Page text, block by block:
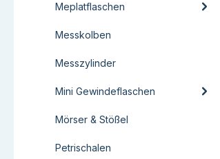
Meplatflaschen
Messkolben
Messzylinder
Mini Gewindeflaschen
Mörser & Stößel
Petrischalen